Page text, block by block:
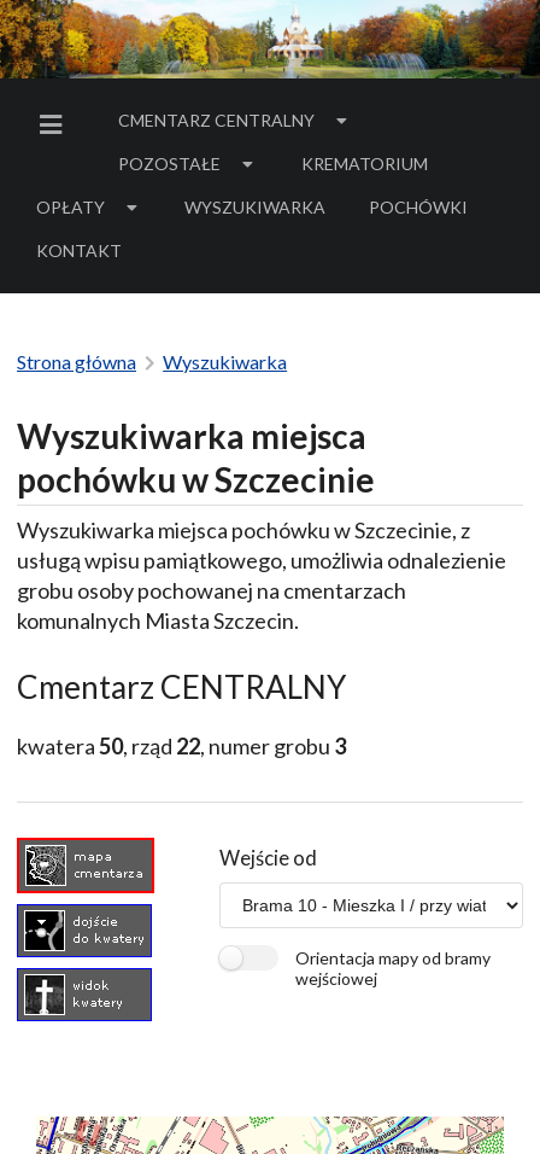
MENU BOCZNE
CMENTARZ CENTRALNY
POZOSTAŁE KREMATORIUM
OPŁATY WYSZUKIWARKA POCHÓWKI
- LINK DO SERWISU
KONTAKT
Strona główna Wyszukiwarka
Wyszukiwarka miejsca
pochówku w Szczecinie
Wyszukiwarka miejsca pochówku w Szczecinie, z
usługą wpisu pamiątkowego, umożliwia odnalezienie
grobu osoby pochowanej na cmentarzach
komunalnych Miasta Szczecin.
Cmentarz CENTRALNY
kwatera50, rząd 22, numer grobu 3
Wejście od
Orientacja mapy od bramy
wejściowej